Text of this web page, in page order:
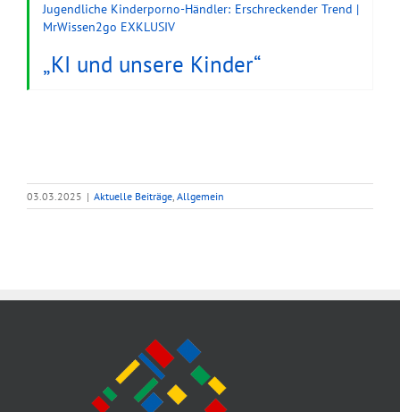
Jugendliche Kinderporno-Händler: Erschreckender Trend |
MrWissen2go EXKLUSIV
„KI und unsere Kinder“
03.03.2025 | Aktuelle Beiträge, Allgemein